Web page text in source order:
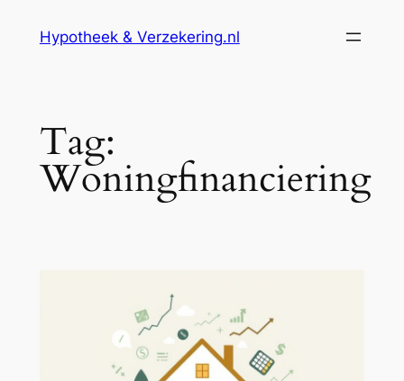
Hypotheek & Verzekering.nl
Tag:
Woningfinanciering